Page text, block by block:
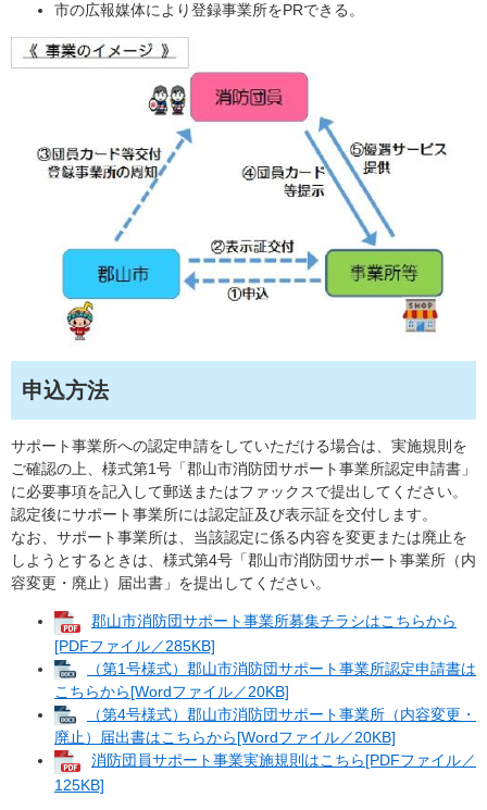
市の広報媒体により登録事業所をPRできる。
申込方法
サポート事業所への認定申請をしていただける場合は、実施規則を
ご確認の上、様式第1号「郡山市消防団サポート事業所認定申請書」
に必要事項を記入して郵送またはファックスで提出してください。
認定後にサポート事業所には認定証及び表示証を交付します。
なお、サポート事業所は、当該認定に係る内容を変更または廃止を
しようとするときは、様式第4号「郡山市消防団サポート事業所（内
容変更・廃止）届出書」を提出してください。
郡山市消防団サポート事業所募集チラシはこちらから
[PDFファイル／285KB]
（第1号様式）郡山市消防団サポート事業所認定申請書は
こちらから[Wordファイル／20KB]
（第4号様式）郡山市消防団サポート事業所（内容変更・
廃止）届出書はこちらから[Wordファイル／20KB]
消防団員サポート事業実施規則はこちら[PDFファイル／
125KB]